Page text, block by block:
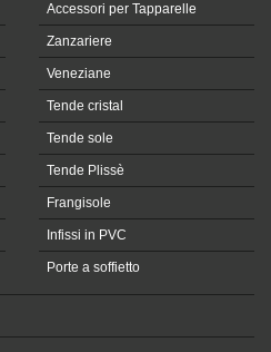
Accessori per Tapparelle
Zanzariere
Veneziane
Tende cristal
Tende sole
Tende Plissè
Frangisole
Infissi in PVC
Porte a soffietto